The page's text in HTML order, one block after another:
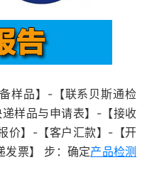
样品】-【联系贝斯通检
样品与申请表】-【接收
价】-【客户汇款】-【开
发票】 步：确定产品检测